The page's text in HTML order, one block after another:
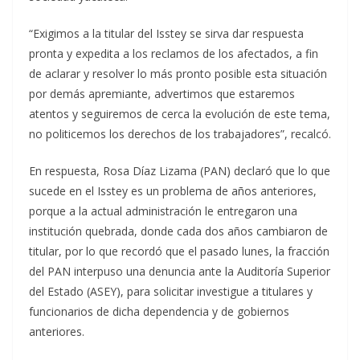
“Exigimos a la titular del Isstey se sirva dar respuesta
pronta y expedita a los reclamos de los afectados, a fin
de aclarar y resolver lo más pronto posible esta situación
por demás apremiante, advertimos que estaremos
atentos y seguiremos de cerca la evolución de este tema,
no politicemos los derechos de los trabajadores”, recalcó.
En respuesta, Rosa Díaz Lizama (PAN) declaró que lo que
sucede en el Isstey es un problema de años anteriores,
porque a la actual administración le entregaron una
institución quebrada, donde cada dos años cambiaron de
titular, por lo que recordó que el pasado lunes, la fracción
del PAN interpuso una denuncia ante la Auditoría Superior
del Estado (ASEY), para solicitar investigue a titulares y
funcionarios de dicha dependencia y de gobiernos
anteriores.